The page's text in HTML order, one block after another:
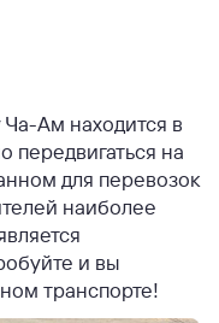
Ам находится в
передвигаться на
для перевозок
наиболее
и вы
транспорте!